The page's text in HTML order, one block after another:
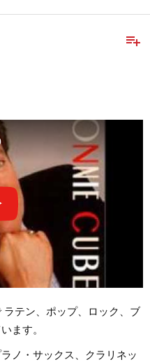
playlist_add
テン、ポップ、ロック、ブ
ます。
ノ・サックス、クラリネッ